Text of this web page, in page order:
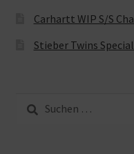
Carhartt WIP S/S
Stieber Twins Special
Suche
nach: